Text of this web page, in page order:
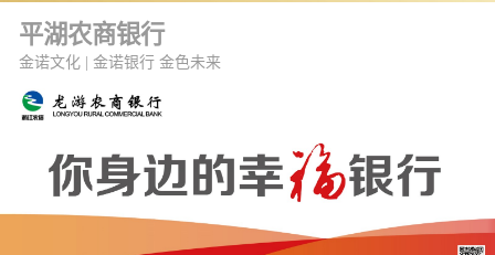
平湖农商银行
金诺文化 | 金诺银行 金色未来